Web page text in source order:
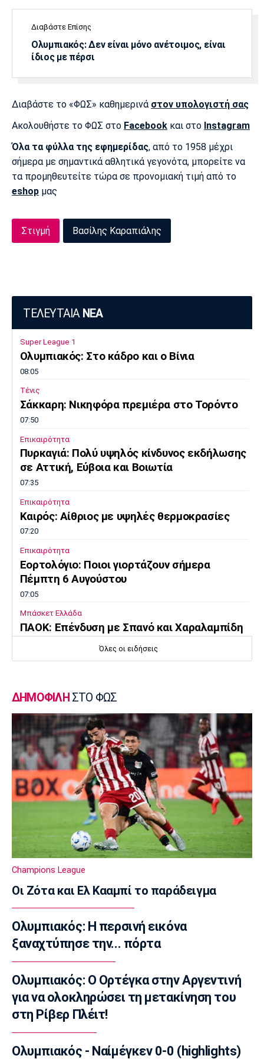
Διαβάστε Επίσης
Ολυμπιακός: Δεν είναι μόνο ανέτοιμος, είναι
ίδιος με πέρσι
Διαβάστε το «ΦΩΣ» καθημερινά στον υπολογιστή σας
Ακολουθήστε το ΦΩΣ στο Facebook και στο Instagram
Όλα τα φύλλα της εφημερίδας, από το 1958 μέχρι
σήμερα με σημαντικά αθλητικά γεγονότα, μπορείτε να
τα προμηθευτείτε τώρα σε προνομιακή τιμή από το
eshop μας
Στιγμή Βασίλης Καραπιάλης
ΤΕΛΕΥΤΑΙΑ ΝΕΑ
Super League 1
Ολυμπιακός: Στο κάδρο και ο Βίνια
08:05
Τένις
Σάκκαρη: Νικηφόρα πρεμιέρα στο Τορόντο
07:50
Επικαιρότητα
Πυρκαγιά: Πολύ υψηλός κίνδυνος εκδήλωσης
σε Αττική, Εύβοια και Βοιωτία
07:35
Επικαιρότητα
Καιρός: Αίθριος με υψηλές θερμοκρασίες
07:20
Επικαιρότητα
Εορτολόγιο: Ποιοι γιορτάζουν σήμερα
Πέμπτη 6 Αυγούστου
07:05
Μπάσκετ Ελλάδα
ΠΑΟΚ: Επένδυση με Σπανό και Χαραλαμπίδη
Γ Εθνική
23:55
FIFA: Οι Φιλιππίνες στηρίζουν Ινφαντίνο
23:35
Conference League
Παναθηναϊκός – ΤΣΣΚΑ 1948 1-1:
Προβληματική εικόνα…
23:22
Europa League: Η Φερεντσβάρος νίκησε την
Γκόρνικ
Super League 1
Άρης: Πλήγμα με Κουαμέ
Champions League
Champions League: Προβάδισμα η
Φενέρμπαχτσε
23:02
Super League 2
Πήρε Αλμπάνη η ΑΕΛ Novibet
Super League 1
Όλες οι ειδήσεις
ΔΗΜΟΦΙΛΗ ΣΤΟ ΦΩΣ
Champions League
Οι Ζότα και Ελ Κααμπί το παράδειγμα
Ολυμπιακός: Η περσινή εικόνα
ξαναχτύπησε την... πόρτα
Ολυμπιακός: Ο Ορτέγκα στην Αργεντινή
για να ολοκληρώσει τη μετακίνηση του
στη Ρίβερ Πλέιτ!
Ολυμπιακός - Ναίμέγκεν 0-0 (highlights)